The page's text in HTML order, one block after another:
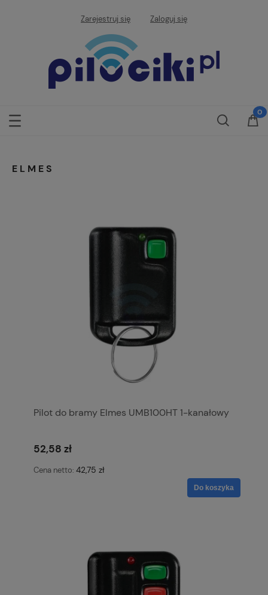
Zarejestruj się Zaloguj się
ELMES
Pilot do bramy Elmes UMB100HT 1-kanałowy
52,58 zł
Cena netto: 42,75 zł
Do koszyka